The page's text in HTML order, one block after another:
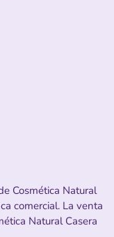
Cosmética Natural
comercial. La venta
Natural Casera